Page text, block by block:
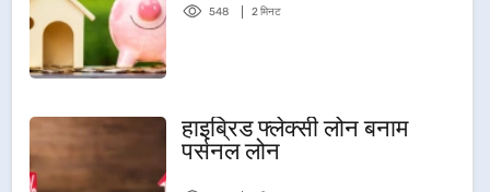
548 2 मिनट
हाइब्रिड फ्लेक्सी लोन बनाम
पर्सनल लोन